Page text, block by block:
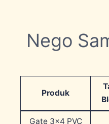
Nego
Produk
Gate 3×4 PVC